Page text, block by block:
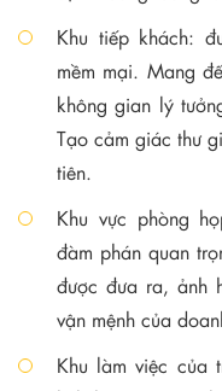
Khu tiếp khách:
mềm mại. Mang
không gian lý
Tạo cảm giác thư
tiên.
Khu vực phòng
đàm phán quan
được đưa ra, ảnh
vận mệnh của
Khu làm việc của